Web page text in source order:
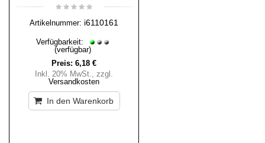
Artikelnummer: i6110161
Verfügbarkeit:
(verfügbar)
Preis: 6,18 €
Inkl. 20% MwSt., zzgl.
Versandkosten
In den Warenkorb